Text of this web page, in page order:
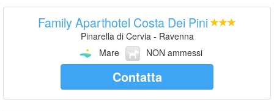
Family Aparthotel Costa Dei Pini
Pinarella di Cervia - Ravenna
Mare
NON ammessi
Contatta